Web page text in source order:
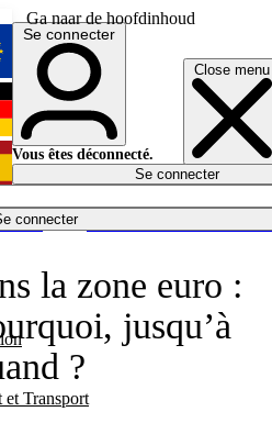
Ga naar de hoofdinhoud
Close menu
connecter
et Transport
English
Deutsch
Español
Se connecter
Vous êtes déconnecté.
Se connecter
la zone euro :
jusqu’à
?